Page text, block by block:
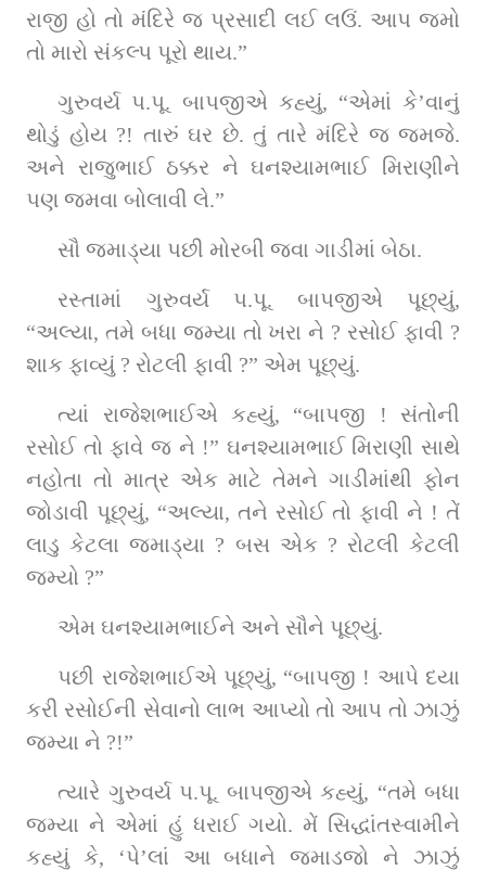
રાજી હો તો મંદિરે જ પ્રસાદી લઈ લઉં. આપ જમો
તો મારો સંકલ્પ પૂરો થાય.”
ગુરુવર્ય પ.પૂ. બાપજીએ કહ્યું, “એમાં કે’વાનું
થોડું હોય ?! તારું ઘર છે. તું તારે મંદિરે જ જમજે.
અને રાજુભાઈ ઠક્કર ને ઘનશ્યામભાઈ મિરાણીને
પણ જમવા બોલાવી લે.”
સૌ જમાડ્યા પછી મોરબી જવા ગાડીમાં બેઠા.
રસ્તામાં ગુરુવર્ય પ.પૂ. બાપજીએ પૂછ્યું,
“અલ્યા, તમે બધા જમ્યા તો ખરા ને ? રસોઈ ફાવી ?
શાક ફાવ્યું ? રોટલી ફાવી ?” એમ પૂછ્યું.
ત્યાં રાજેશભાઈએ કહ્યું, “બાપજી ! સંતોની
રસોઈ તો ફાવે જ ને !” ઘનશ્યામભાઈ મિરાણી સાથે
નહોતા તો માત્ર એક માટે તેમને ગાડીમાંથી ફોન
જોડાવી પૂછ્યું, “અલ્યા, તને રસોઈ તો ફાવી ને ! તેં
લાડુ કેટલા જમાડ્યા ? બસ એક ? રોટલી કેટલી
જમ્યો ?”
એમ ઘનશ્યામભાઈને અને સૌને પૂછ્યું.
પછી રાજેશભાઈએ પૂછ્યું, “બાપજી ! આપે દયા
કરી રસોઈની સેવાનો લાભ આપ્યો તો આપ તો ઝાઝું
જમ્યા ને ?!”
ત્યારે ગુરુવર્ય પ.પૂ. બાપજીએ કહ્યું, “તમે બધા
જમ્યા ને એમાં હું ધરાઈ ગયો. મેં સિદ્ધાંતસ્વામીને
કહ્યું કે, ‘પે’લાં આ બધાને જમાડજો ને ઝાઝું